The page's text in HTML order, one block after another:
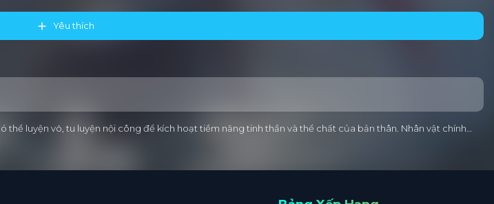
Yêu thích
luyện võ, tu luyện nội công để kích hoạt tiềm năng tinh thần và thể chất của bản thân. Nhân vật chính…